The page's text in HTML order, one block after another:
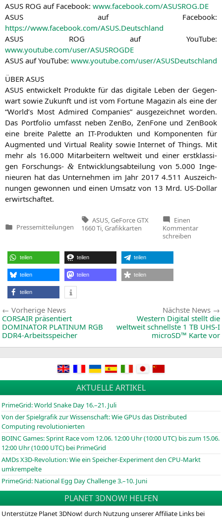
ASUS ROG auf Face­book: www.facebook.com/ASUSROG.DE
ASUS auf Face­book:
https://www.facebook.com/ASUS.Deutschland
ASUS
ROG auf You­Tube:
www.youtube.com/user/ASUSROGDE
ASUS auf You­Tube: www.youtube.com/user/ASUSDeutschland
ÜBER ASUS
ASUS ent­wi­ckelt Pro­duk­te für das digi­ta­le Leben der Gegen­
wart sowie Zukunft und ist vom For­tu­ne Maga­zin als eine der
“World’s Most Admi­red Com­pa­nies” aus­ge­zeich­net wor­den.
Das Port­fo­lio umfasst neben Zen­Bo, Zen­Fo­ne und Zen­Book
eine brei­te Palet­te an IT-Pro­duk­ten und Kom­po­nen­ten für
Aug­men­ted und Vir­tu­al Rea­li­ty sowie Inter­net of Things. Mit
mehr als 16.000 Mit­ar­bei­tern welt­weit und einer erst­klas­si­
gen For­schungs-& Ent­wick­lungs­ab­tei­lung von 5.000 Inge­
nieu­ren hat das Unter­neh­men im Jahr 2017 4.511 Aus­zeich­
nun­gen gewon­nen und einen Umsatz von 13 Mrd. US-Dol­lar
erwirtschaftet.
Veröffentlicht
Pressemitteilungen
Tags:
ASUS GeForce GTX
1660 Ti, Grafikkarten
Einen
Kommentarzu
GTX
1660
Ti
Gaming
schreiben
teilen teilen teilen
teilen teilen teilen
teilen
Beitragsnavigation
Vorherige NewsVorherige
News:
CORSAIR präsentiert
DOMINATOR PLATINUM RGB
DDR4-Arbeitsspeicher
Nächste News
Western Digital stellt die
weltweit schnellste 1 TB UHS‑I
microSD™ Karte vor
AKTUELLE ARTIKEL
PrimeGrid: World Snake Day 16.–21. Juli
Von der Spielgrafik zur Wissenschaft: Wie GPUs das Distributed
Computing revolutionierten
BOINCGames: Sprint Race vom 12.06. 12:00 Uhr (10:00 UTC) bis zum 15.06.
12:00 Uhr (10:00 UTC) bei PrimeGrid
AMDs X3D-Revolution: Wie ein Speicher-Experiment den CPU-Markt
umkrempelte
PrimeGrid: National Egg Day Challenge 3.–10. Juni
PLANET 3DNOW! HELFEN
Unterstütze Planet 3DNow! durch Nutzung unserer Affiliate Links bei